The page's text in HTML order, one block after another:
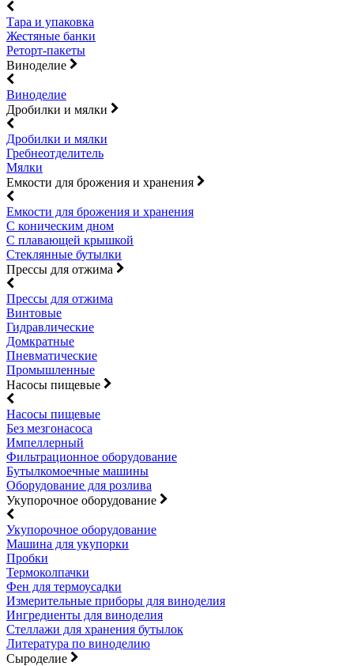
Тара и упаковка
Жестяные банки
Реторт-пакеты
Виноделие
Виноделие
Дробилки и мялки
Дробилки и мялки
Гребнеотделитель
Мялки
Емкости для брожения и хранения
Емкости для брожения и хранения
С коническим дном
С плавающей крышкой
Стеклянные бутылки
Прессы для отжима
Прессы для отжима
Винтовые
Гидравлические
Домкратные
Пневматические
Промышленные
Насосы пищевые
Насосы пищевые
Без мезгонасоса
Импеллерный
Фильтрационное оборудование
Бутылкомоечные машины
Оборудование для розлива
Укупорочное оборудование
Укупорочное оборудование
Машина для укупорки
Пробки
Термоколпачки
Фен для термоусадки
Измерительные приборы для виноделия
Ингредиенты для виноделия
Стеллажи для хранения бутылок
Литература по виноделию
Сыроделие